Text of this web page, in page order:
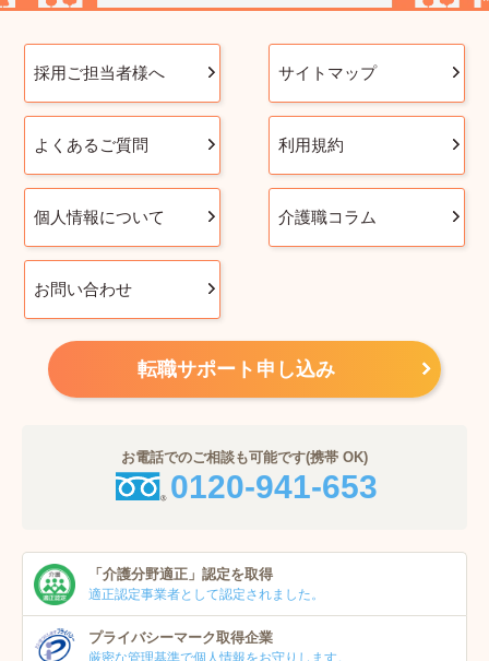
採用ご担当者様へ サイトマップ
よくあるご質問 利用規約
個人情報について 介護職コラム
お問い合わせ
転職サポート申し込み
お電話でのご相談も可能です(携帯 OK)
0120-941-653
「介護分野適正」 認定を取得
適正認定事業者として認定されました。
プライバシーマーク取得企業
厳密な管理基準で個人情報をお守りします。